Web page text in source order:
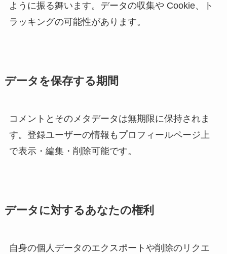
ように振る舞います。データの収集や Cookie、ト
ラッキングの可能性があります。
データを保存する期間
コメントとそのメタデータは無期限に保持されま
す。登録ユーザーの情報もプロフィールページ上
で表示・編集・削除可能です。
データに対するあなたの権利
自身の個人データのエクスポートや削除のリクエ